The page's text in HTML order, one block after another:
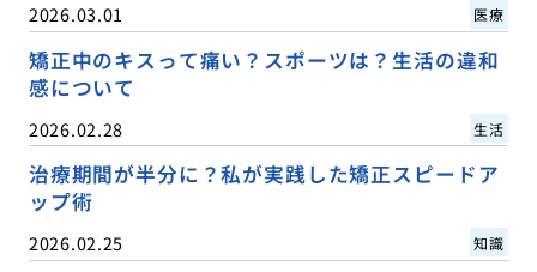
2026.03.01 医療
矯正中のキスって痛い？スポーツは？生活の違和
感について
2026.02.28 生活
治療期間が半分に？私が実践した矯正スピードア
ップ術
2026.02.25 知識